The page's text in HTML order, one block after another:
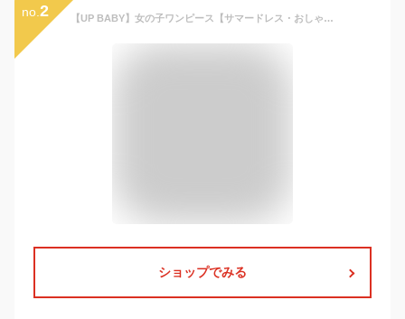
no. 2 【UP BABY】女の子ワンピース【サマードレス・おしゃれ】リゾートボタニカル｜ネイビー
ショップでみる